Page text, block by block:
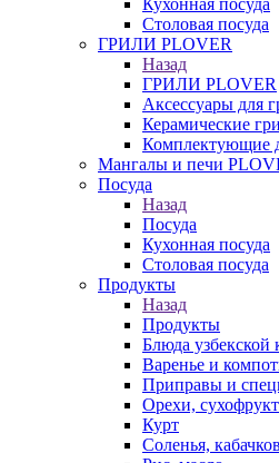
Кухонная посуда
Столовая посуда
ГРИЛИ PLOVER
Назад
ГРИЛИ PLOVER
Аксессуары для
Керамические
Комплектующие
Мангалы и печи
Посуда
Назад
Посуда
Кухонная посуда
Столовая посуда
Продукты
Назад
Продукты
Блюда узбекской
Варенье и
Приправы и
Орехи,
Курт
Соленья,